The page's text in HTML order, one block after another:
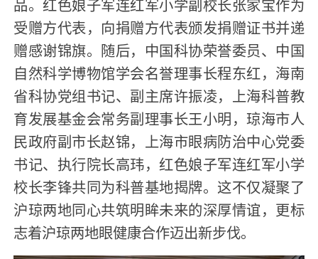
受赠方代表，向捐赠方代表颁发捐赠证书并递
赠感谢锦旗。随后，中国科协荣誉委员、中国
自然科学博物馆学会名誉理事长程东红，海南
省科协党组书记、副主席许振凌，上海科普教
育发展基金会常务副理事长王小明，琼海市人
民政府副市长赵锦，上海市眼病防治中心党委
书记、执行院长高玮，红色娘子军连红军小学
校长李锋共同为科普基地揭牌。这不仅凝聚了
沪琼两地同心共筑明眸未来的深厚情谊，更标
志着沪琼两地眼健康合作迈出新步伐。